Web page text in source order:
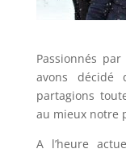
Passionnés
avons
partagions
au mieux notre
A l’heure